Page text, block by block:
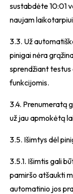
sustabdėte 10:01
naujam
3.3. Už
pinigai nėra
sprendžiant
funkcijomis.
3.4. Prenumeratą
už jau apmokėtą
3.5. Išimtys dėl
3.5.1. Išimtis gali
pamiršo atšaukti
automatinio jos